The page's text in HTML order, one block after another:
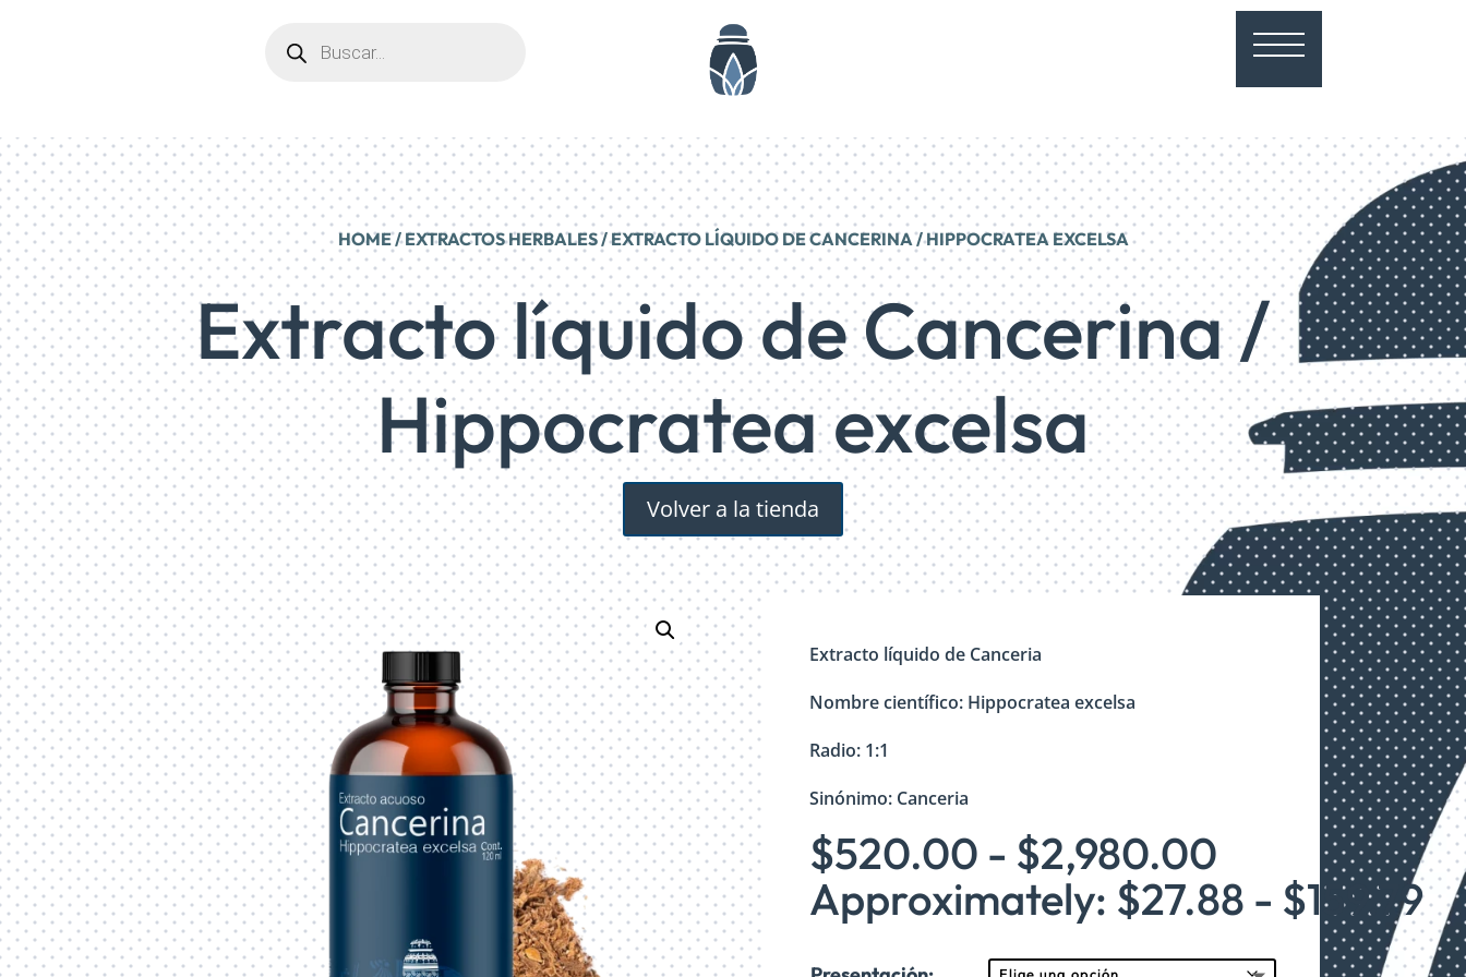
productos
HOME/EXTRACTOS HERBALES/ EXTRACTO LÍQUIDO DE CANCERINA / HIPPOCRATEA EXCELSA
Extracto líquido de Cancerina /
Hippocratea excelsa
Volver a la tienda
Extracto líquido de Canceria
Nombre científico: Hippocratea excelsa
Radio: 1:1
Sinónimo: Canceria
$520.00 - $2,980.00Rango
de
precios:
desde
$520.00
Approximately: $27.88 - $159.79